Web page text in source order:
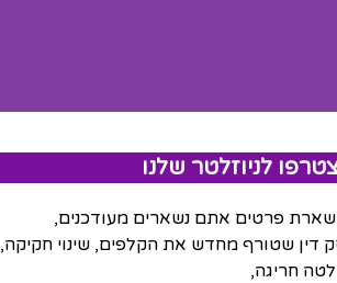
לניוזלטר שלנו
פרטים אתם נשארים מעודכנים,
דין שטורף מחדש את הקלפים, שינוי חקיקה,
חריגה,